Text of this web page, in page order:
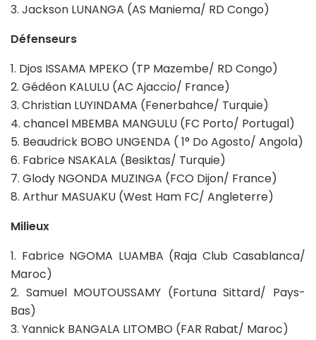
3. Jackson LUNANGA (AS Maniema/ RD Congo)
Défenseurs
1. Djos ISSAMA MPEKO (TP Mazembe/ RD Congo)
2. Gédéon KALULU (AC Ajaccio/ France)
3. Christian LUYINDAMA (Fenerbahce/ Turquie)
4. chancel MBEMBA MANGULU (FC Porto/ Portugal)
5. Beaudrick BOBO UNGENDA ( 1° Do Agosto/ Angola)
6. Fabrice NSAKALA (Besiktas/ Turquie)
7. Glody NGONDA MUZINGA (FCO Dijon/ France)
8. Arthur MASUAKU (West Ham FC/ Angleterre)
Milieux
1. Fabrice NGOMA LUAMBA (Raja Club Casablanca/
Maroc)
2. Samuel MOUTOUSSAMY (Fortuna Sittard/ Pays-
Bas)
3. Yannick BANGALA LITOMBO (FAR Rabat/ Maroc)